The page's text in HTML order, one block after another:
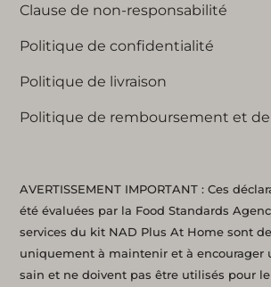
AVERTISSEMENT IMPORTANT : Ces
été évaluées par la Food Standards
services du kit NAD Plus At Home sont
uniquement à maintenir et à encourager
sain et ne doivent pas être utilisés pour
Clause de non-responsabilité
Politique de confidentialité
Politique de livraison
Politique de remboursement et